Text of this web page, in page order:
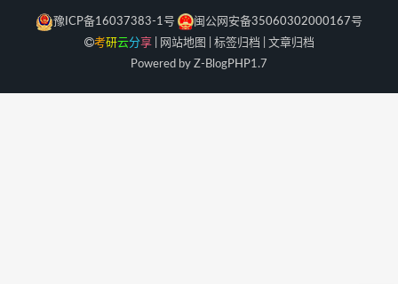
豫ICP备16037383-1号
闽公网安备35060302000167号
考研云分享| 网站地图 标签归档
文章归档
Powered by Z-BlogPHP1.7